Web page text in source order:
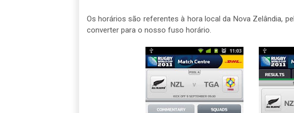
Os horários são referentes à hora local da Nova Zelândia,
converter para o nosso fuso horário.